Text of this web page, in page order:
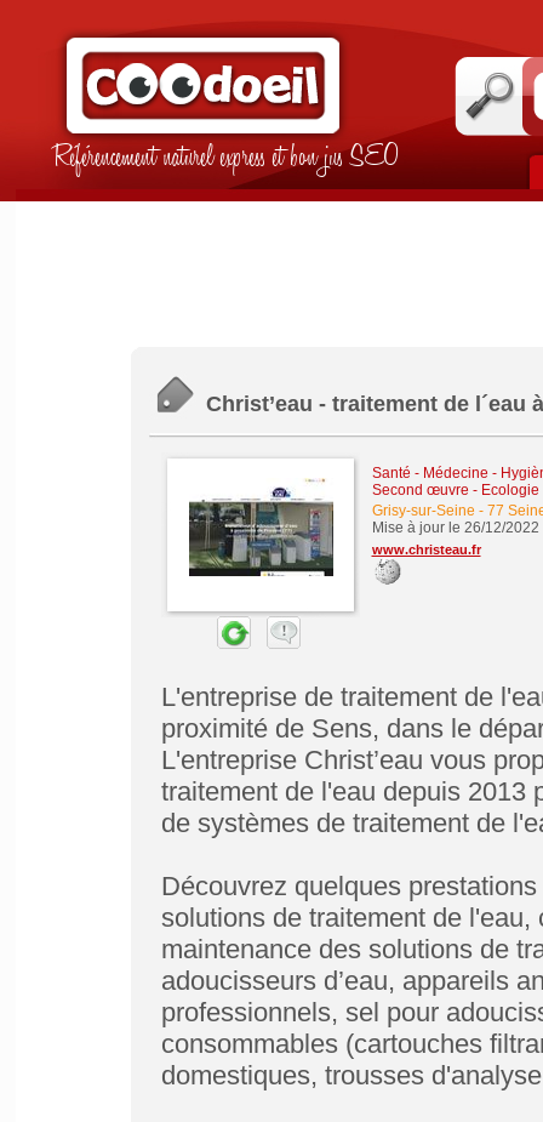
Référencement naturel express et bon jus SEO
Christ’eau - traitement de l´eau
Santé - Médecine -
Second œuvre -
Grisy-sur-Seine - 77
Mise à jour le 26/12/2022
www.christeau.fr
L'entreprise de traitement de
proximité de Sens, dans le
L'entreprise Christ’eau vous
traitement de l'eau depuis 2013
de systèmes de traitement de
Découvrez quelques
solutions de traitement de
maintenance des solutions de
adoucisseurs d’eau, appareils
professionnels, sel pour
consommables (cartouches
domestiques, trousses